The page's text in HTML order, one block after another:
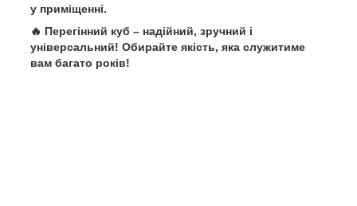
у приміщенні.
🔥 Перегінний куб – надійний, зручний і
універсальний! Обирайте якість, яка служитиме
вам багато років!